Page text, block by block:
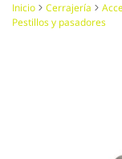
Inicio Cerrajería
Pestillos y pasadores